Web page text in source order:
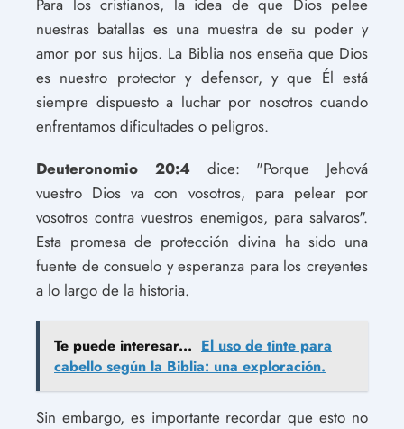
nuestras batallas es una muestra de su poder y
amor por sus hijos. La Biblia nos enseña que Dios
es nuestro protector y defensor, y que Él está
siempre dispuesto a luchar por nosotros cuando
enfrentamos dificultades o peligros.
Deuteronomio 20:4dice: "Porque Jehová
vuestro Dios va con vosotros, para pelear por
vosotros contra vuestros enemigos, para salvaros".
Esta promesa de protección divina ha sido una
fuente de consuelo y esperanza para los creyentes
a lo largo de la historia.
Te puede interesar... El uso de tinte para
cabello según la Biblia: una exploración.
Sin embargo, es importante recordar que esto no